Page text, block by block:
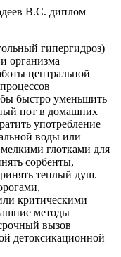
В.С. диплом
гипергидроз)
организма
центральной
быстро уменьшить
пот в домашних
употребление
воды или
глотками для
сорбенты,
теплый душ.
критическими
методы
вызов
детоксикационной